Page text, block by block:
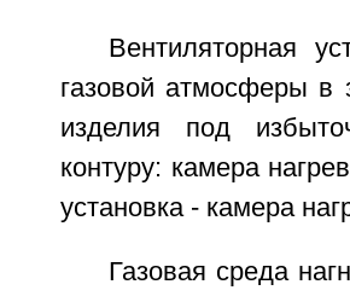
Вентиляторная
газовой атмосферы в
изделия под
контуру: камера
установка - камера
Газовая среда